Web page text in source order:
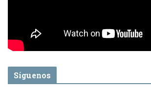
Síguenos